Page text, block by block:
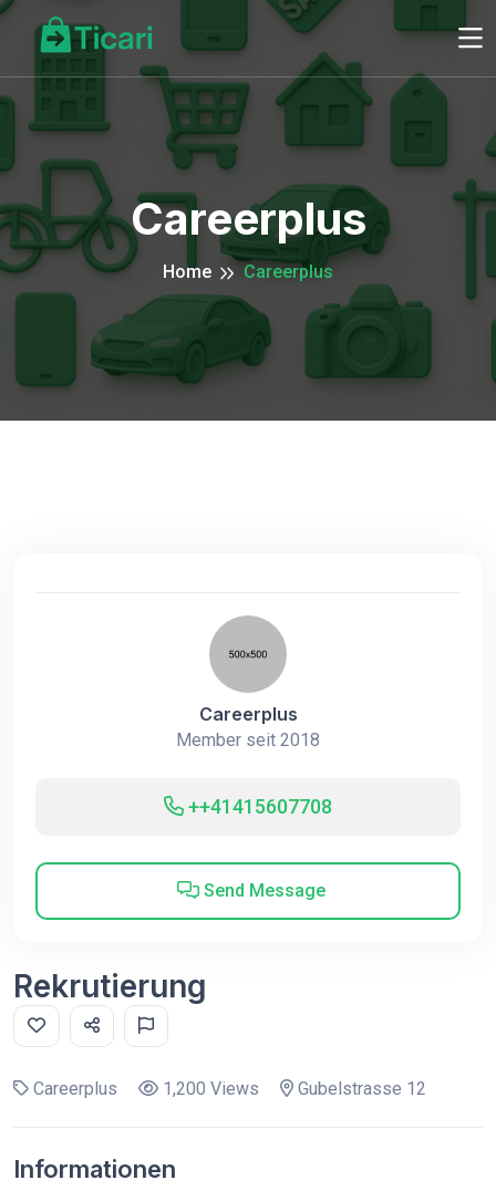
Careerplus
Home Careerplus
Careerplus
Member seit 2018
++41415607708
Send Message
Rekrutierung
Careerplus 1,200 Views Gubelstrasse 12
Informationen